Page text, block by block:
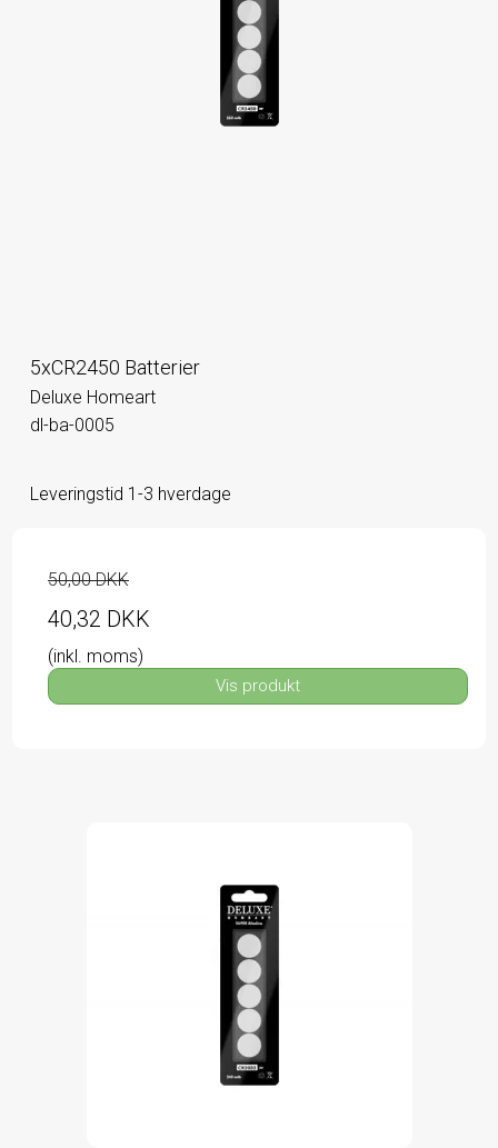
5xCR2450 Batterier
Deluxe Homeart
dl-ba-0005
Leveringstid 1-3 hverdage
50,00 DKK
40,32 DKK
(inkl. moms)
Vis produkt